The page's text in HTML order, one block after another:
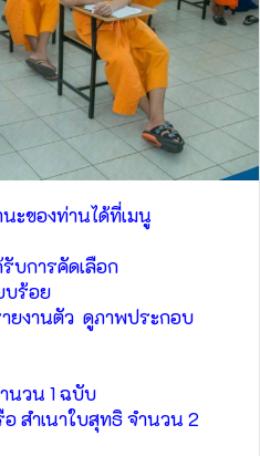
ะของท่านได้ที่เมนู
บการคัดเลือก
บร้อย
ยงานตัว ดูภาพประกอบ
นวน 1 ฉบับ
สำเนาใบสุทธิ จำนวน 2